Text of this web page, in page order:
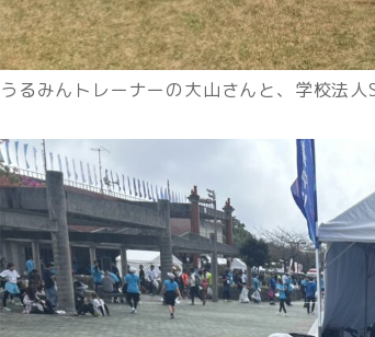
うるみんトレーナーの大山さんと、学校法